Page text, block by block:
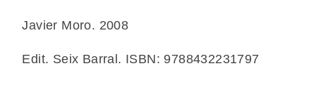
Javier Moro. 2008
Edit. Seix Barral. ISBN: 9788432231797